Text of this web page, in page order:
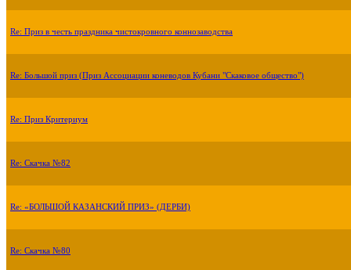
Re: Приз в честь праздника чистокровного коннозаводства
Re: Большой приз (Приз Ассоциации коневодов Кубани "Скаковое общество")
Re: Приз Критериум
Re: Скачка №82
Re: «БОЛЬШОЙ КАЗАНСКИЙ ПРИЗ» (ДЕРБИ)
Re: Скачка №80